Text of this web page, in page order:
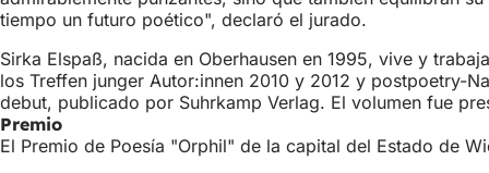
tiempo un futuro poético", declaró el jurado.
Sirka Elspaß, nacida en Oberhausen en 1995, vive y
los Treffen junger Autor:innen 2010 y 2012 y postpoetry-
debut, publicado por Suhrkamp Verlag. El volumen fue
Premio
El Premio de Poesía "Orphil" de la capital del Estado de